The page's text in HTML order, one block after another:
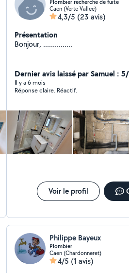
Plombier recherche de fuite
Caen (Verte Vallee)
4,3/5 (23 avis)
Présentation
Bonjour, ...............
Dernier avis laissé par Samuel :
Il y a 6 mois
Réponse claire. Réactif.
Voir le profil
Philippe Bayeux
Plombier
Caen (Chardonneret)
4/5 (1 avis)